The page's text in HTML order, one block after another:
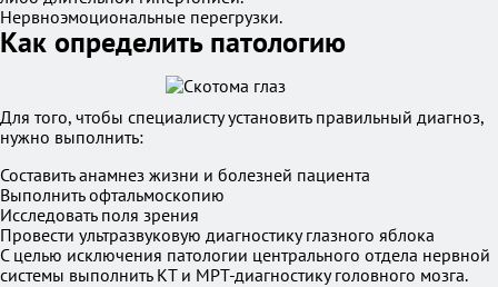
Нервноэмоциональные перегрузки.
Как определить патологию
Для того, чтобы специалисту установить правильный диагноз,
нужно выполнить:
Составить анамнез жизни и болезней пациента
Выполнить офтальмоскопию
Исследовать поля зрения
Провести ультразвуковую диагностику глазного яблока
С целью исключения патологии центрального отдела нервной
системы выполнить КТ и МРТ-диагностику головного мозга.